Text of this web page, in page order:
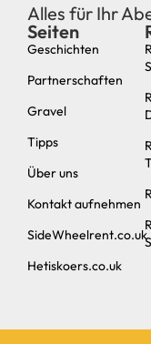
Alles für Ihr
Seiten
Geschichten
Partnerschaften
Gravel
Tipps
Über uns
Kontakt aufnehmen
SideWheelrent.co.uk
Hetiskoers.co.uk